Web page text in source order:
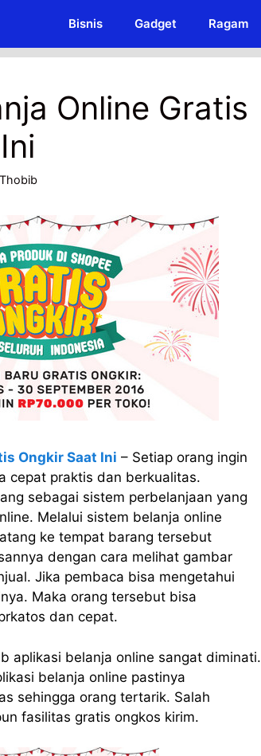
Bisnis Gadget Ragam
Online Gratis
Ongkir Saat Ini – Setiap orang ingin
cepat praktis dan berkualitas.
sebagai sistem perbelanjaan yang
Melalui sistem belanja online
ke tempat barang tersebut
dengan cara melihat gambar
Jika pembaca bisa mengetahui
Maka orang tersebut bisa
dan cepat.
aplikasi belanja online sangat diminati.
belanja online pastinya
sehingga orang tertarik. Salah
fasilitas gratis ongkos kirim.